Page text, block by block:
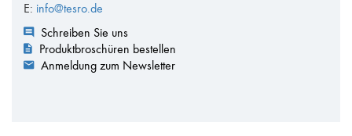
E: info@tesro.de
Schreiben Sie uns
Produktbroschüren bestellen
Anmeldung zum Newsletter